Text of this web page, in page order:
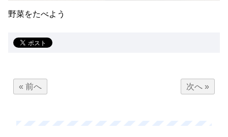
野菜をたべよう
« 前へ 次へ »